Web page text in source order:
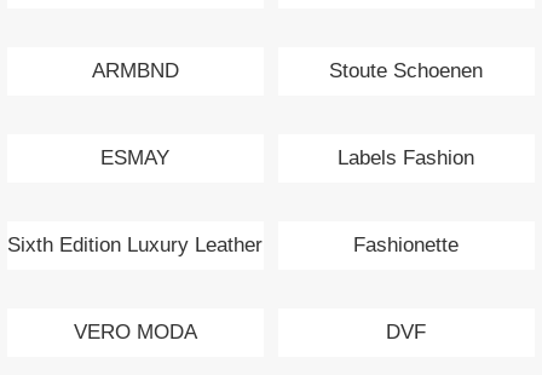
ARMBND Stoute Schoenen
ESMAY Labels Fashion
Sixth Edition Luxury Leather Fashionette
VERO MODA DVF